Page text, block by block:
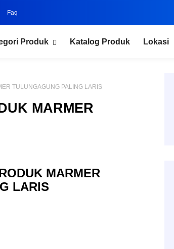
Faq
Produk Katalog Produk Lokasi
TULUNGAGUNG PALING LARIS
MARMER
MARMER
LARIS